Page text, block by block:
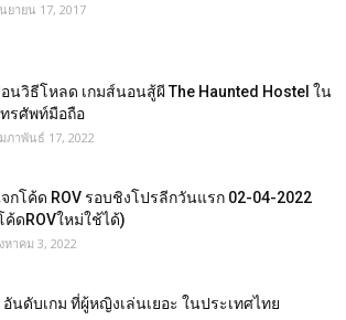
ยายน 17, 2017
นวิธีโหลด เกมส์นอนสู้ผี The Haunted Hostel ใน
รศัพท์มือถือ
ภาพันธ์ 17, 2022
กโค้ด ROV รอบชิงโปรลีกวันแรก 02-04-2022
ค้ดROVใหม่ใช้ได้)
หาคม 3, 2022
อันดับเกม ที่ผู้หญิงเล่นเยอะ ในประเทศไทย